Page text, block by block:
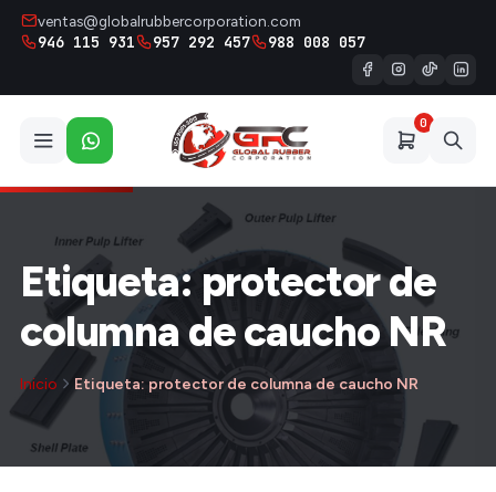
ventas@globalrubbercorporation.com
946 115 931 957 292 457 988 008 057
0
Etiqueta: protector de
columna de caucho NR
Inicio Etiqueta: protector de columna de caucho NR